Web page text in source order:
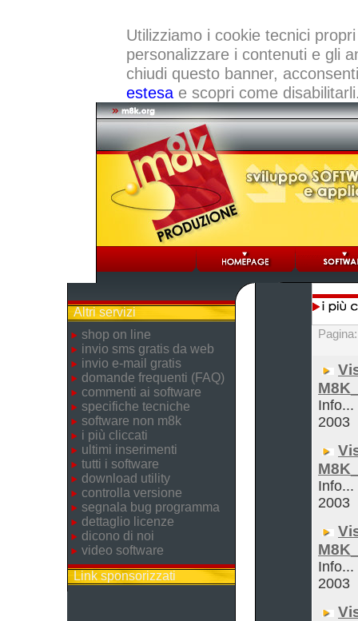
Utilizziamo i cookie tecnici
personalizzare i contenuti e gli
chiudi questo banner,
estesae scopri come
Altri servizi
shop on line
invio sms gratis da web
invio e-mail gratis
domande frequenti (FAQ)
commenti ai software
specifiche tecniche
software non m8k
i più cliccati
ultimi inserimenti
tutti i software
download utility
controlla versione
segnala bug programma
dettaglio licenze
dicono di noi
video software
Link sponsorizzati
Info...
2003
Info...
2003
Info...
2003